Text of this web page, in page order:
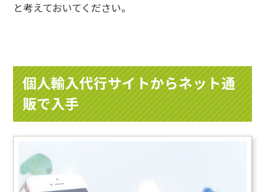
と考えておいてください。
個人輸入代行サイトからネット通
販で入手